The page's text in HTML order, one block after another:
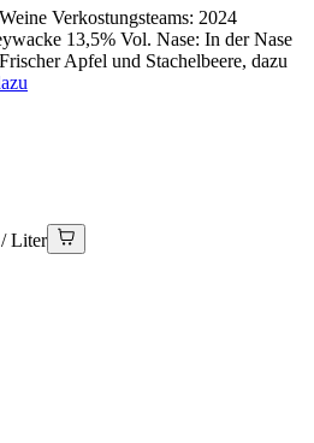
Verkostungsteams: 2024
13,5% Vol. Nase: In der Nase
Apfel und Stachelbeere, dazu
Liter